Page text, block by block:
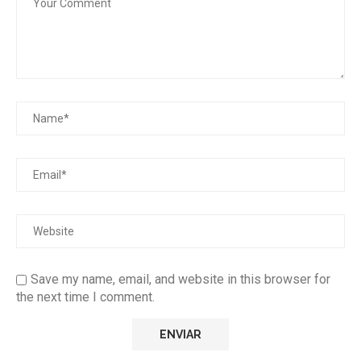
Save my name, email, and website in this browser for
the next time I comment.